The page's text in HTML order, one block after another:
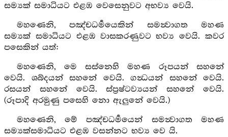
සම්‍යක් සමාධියට එළඹ වෙසෙනුවට අභව්‍ය වෙයි.
මහණෙනි, පඤ්චධර්‍මයෙකින් සමන්‍වාගත මහණ
සම්‍යක් සමාධියට එළඹ වාසකරණුවට භව්‍ය වෙයි. කවර
පසෙකින් යත්:
මහණෙනි, මෙ සස්නෙහි මහණ රූපයන් සහනේ
වෙයි. ශබ්දයන් සහනේ වෙයි. ගන්‍ධයන් සහනේ වෙයි.
රසයන් සහනේ වෙයි. ස්ප්‍රෂ්ටව්‍යයන් සහනේ වෙයි.
(රූපාදි අරමුණු පසෙහි නො ඇලුනේ වෙයි.)
මහණෙනි, මේ පඤ්චධර්‍මයෙන් සමන්‍වාගත මහණ
සම්‍යක්සමාධියට එළඹ වසන්නට භව්‍ය වෙ යි.